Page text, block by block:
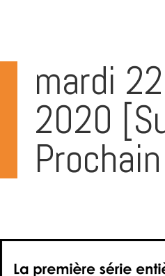
mardi
2020